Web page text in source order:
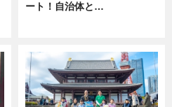
ート！自治体と…